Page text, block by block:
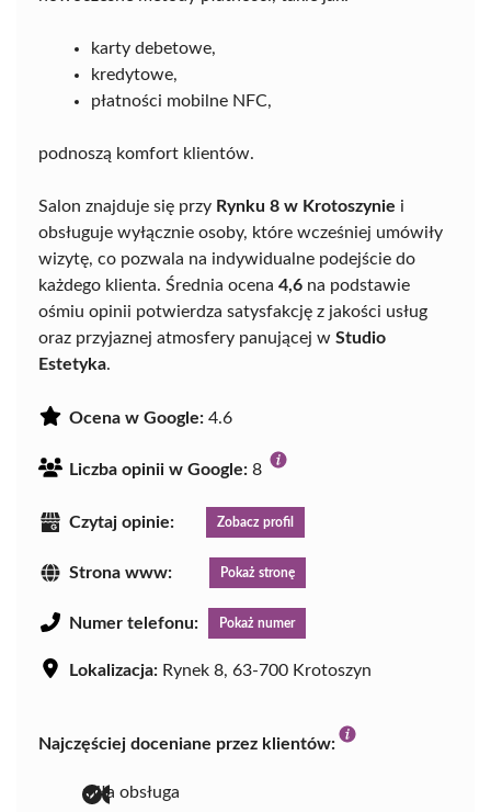
karty debetowe,
kredytowe,
płatności mobilne NFC,
podnoszą komfort klientów.
Salon znajduje się przy Rynku 8 w Krotoszynie i
obsługuje wyłącznie osoby, które wcześniej umówiły
wizytę, co pozwala na indywidualne podejście do
każdego klienta. Średnia ocena 4,6 na podstawie
ośmiu opinii potwierdza satysfakcję z jakości usług
oraz przyjaznej atmosfery panującej w Studio
Estetyka.
Ocena w Google: 4.6
Liczba opinii w Google: 8
Czytaj opinie: Zobacz profil
Strona www: Pokaż stronę
Numer telefonu: Pokaż numer
Lokalizacja: Rynek 8, 63-700 Krotoszyn
Najczęściej doceniane przez klientów:
miła obsługa